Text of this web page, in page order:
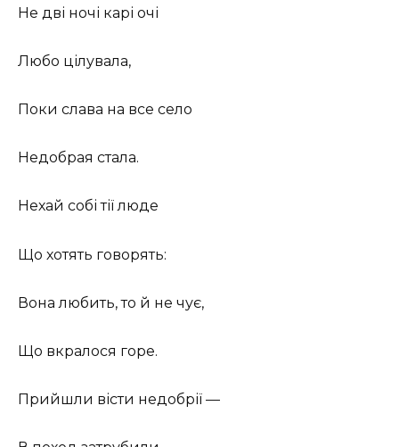
Не дві ночі карі очі
Любо цілувала,
Поки слава на все село
Недобрая стала.
Нехай собі тії люде
Що хотять говорять:
Вона любить, то й не чує,
Що вкралося горе.
Прийшли вісти недобрії —